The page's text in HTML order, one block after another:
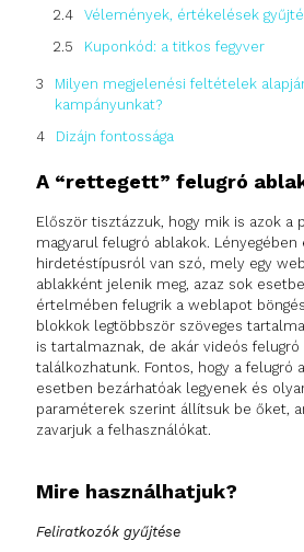
Vélemények, értékelések
Kuponkód: a titkos fegyver
Milyen megjelenési feltételek
kampányunkat?
Dizájn fontossága
A “rettegett” felugró
Először tisztázzuk, hogy mik is azok a
magyarul felugró ablakok. Lényegében
hirdetéstípusról van szó, mely egy
ablakként jelenik meg, azaz sok
értelmében felugrik a weblapot
blokkok legtöbbször szöveges
is tartalmaznak, de akár videós felugró
találkozhatunk. Fontos, hogy a felugró
esetben bezárhatóak legyenek és
paraméterek szerint állítsuk be őket,
zavarjuk a felhasználókat.
Mire használhatjuk?
Feliratkozók gyűjtése